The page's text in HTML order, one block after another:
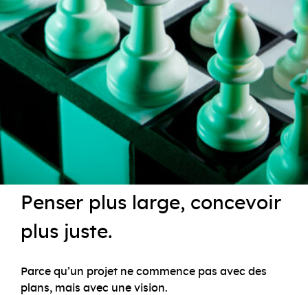
Penser plus large, concevoir
plus juste.
Parce qu’un projet ne commence pas avec des
plans, mais avec une vision.